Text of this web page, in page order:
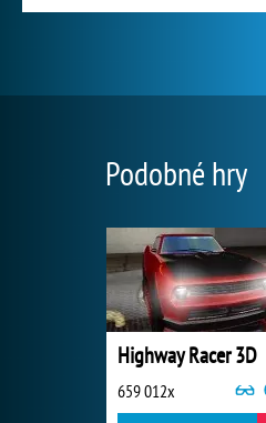
Podobné hry
Highway Racer 3D
659 012x